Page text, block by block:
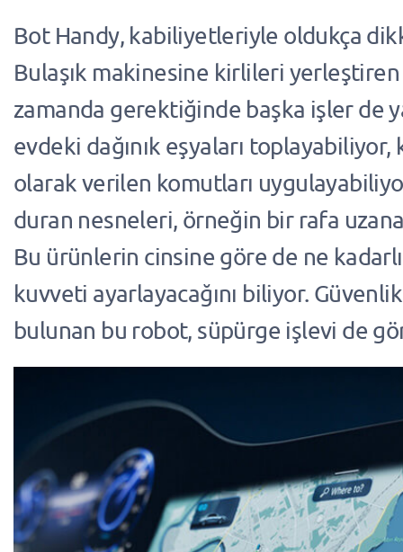
Bot Handy, kabiliyetleriyle oldukça
Bulaşık makinesine kirlileri yerleştiren
zamanda gerektiğinde başka işler de
evdeki dağınık eşyaları toplayabiliyor,
olarak verilen komutları
duran nesneleri, örneğin bir rafa
Bu ürünlerin cinsine göre de ne
kuvveti ayarlayacağını biliyor.
bulunan bu robot, süpürge işlevi de